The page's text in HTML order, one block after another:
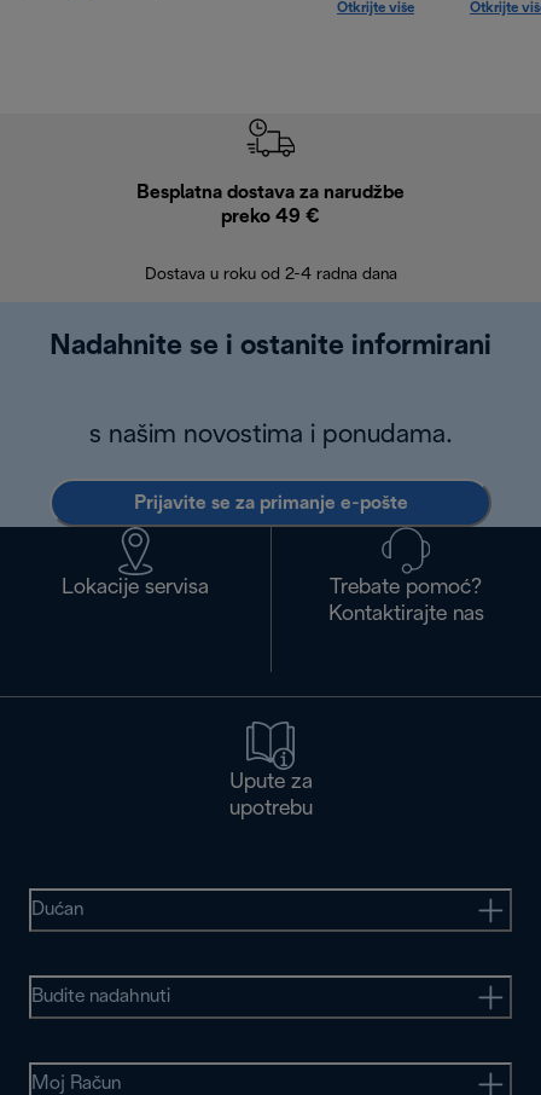
Otkrijte više Otkrijte
Besplatna dostava za narudžbe
preko 49 €
Dostava u roku od 2-4 radna dana
Nadahnite se i ostanite informirani
s našim novostima i ponudama.
Prijavite se za primanje e-pošte
Lokacije servisa
Trebate pomoć?
Kontaktirajte nas
Upute za
upotrebu
Dućan
Budite nadahnuti
Moj Račun